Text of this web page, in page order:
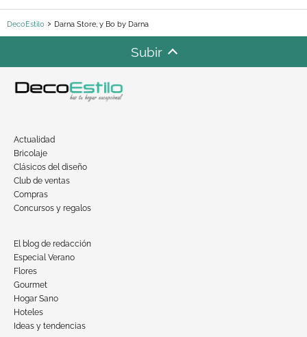
DecoEstilo Darna Store, y Bo by Darna
Subir
Actualidad
Bricolaje
Clásicos del diseño
Club de ventas
Compras
Concursos y regalos
El blog de redacción
Especial Verano
Flores
Gourmet
Hogar Sano
Hoteles
Ideas y tendencias